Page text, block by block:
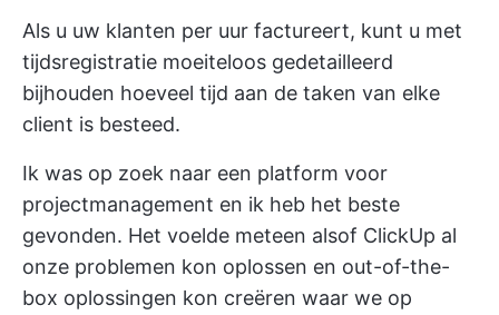
Als u uw klanten per uur factureert, kunt u met
tijdsregistratie moeiteloos gedetailleerd
bijhouden hoeveel tijd aan de taken van elke
client is besteed.
Ik was op zoek naar een platform voor
projectmanagement en ik heb het beste
gevonden. Het voelde meteen alsof ClickUp al
onze problemen kon oplossen en out-of-the-
box oplossingen kon creëren waar we op